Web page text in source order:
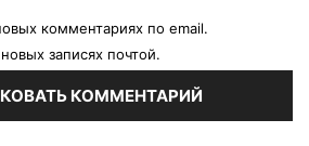
комментариях по email.
записях почтой.